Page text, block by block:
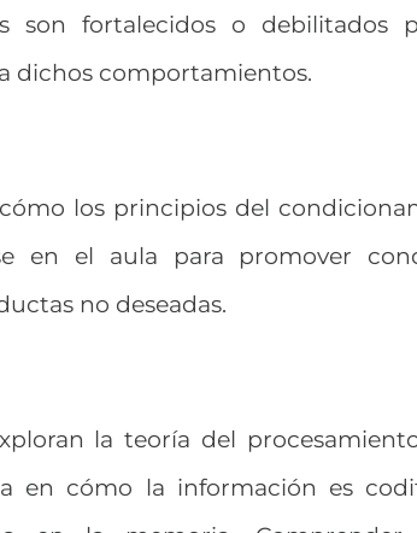
son fortalecidos o debilitados
dichos comportamientos.
los principios del
en el aula para promover
no deseadas.
la teoría del
en cómo la información es